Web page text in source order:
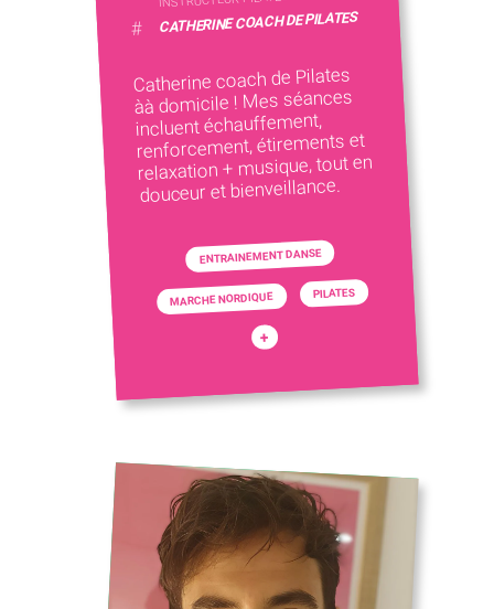
# CATHERINE COACH DE PILATES
Catherine coach de Pilates
àà domicile ! Mes séances
incluent échauffement,
renforcement, étirements et
relaxation + musique, tout en
douceur et bienveillance.
ENTRAINEMENT DANSE
MARCHE NORDIQUE PILATES
+